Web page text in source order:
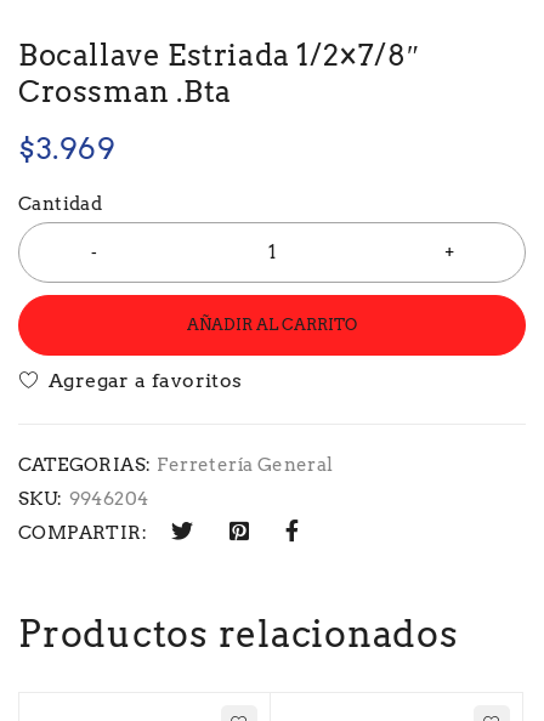
Bocallave Estriada 1/2×7/8″
Crossman .Bta
$3.969
Cantidad
AÑADIR AL CARRITO
CATEGORIAS: Ferretería General
SKU: 9946204
COMPARTIR:
Productos relacionados